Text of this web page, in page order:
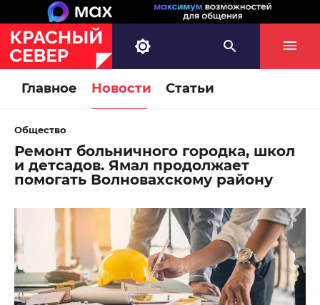
Главное Новости Статьи
Общество
Ремонт больничного городка, школ
и детсадов. Ямал продолжает
помогать Волновахскому району